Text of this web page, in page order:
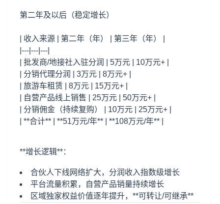
第二年及以后（稳定增长）
| 收入来源 | 第二年（年） | 第三年（年） |
|---|---|---|
| 批发商/地接社入驻分润 | 5万元 | 10万元+ |
| 分销代理分润 | 3万元 | 8万元+ |
| 旅游车租赁 | 8万元 | 15万元+ |
| 自营产品线上销售 | 25万元 | 50万元+ |
| 分销佣金（持续复购） | 10万元 | 25万元+ |
| **合计** | **51万元/年** | **108万元/年** |
**增长逻辑**：
合伙人下线网络扩大，分润收入指数级增长
平台流量积累，自营产品销量持续增长
区域独家权益价值逐年提升，**可转让/可继承**